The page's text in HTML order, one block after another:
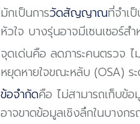
มักเป็นการวัดสัญญาณที่จำเ
หัวใจ บางรุ่นอาจมีเซนเซอร์ส
จุดเด่นคือ ลดภาระคนตรวจ
หยุดหายใจขณะหลับ (OSA) ร
ข้อจำกัดคือ ไม่สามารถเก็บข้
อาจขาดข้อมูลเชิงลึกในบางก